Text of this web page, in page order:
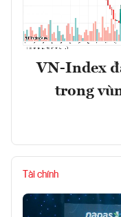
VN-Index
trong
Tài chính